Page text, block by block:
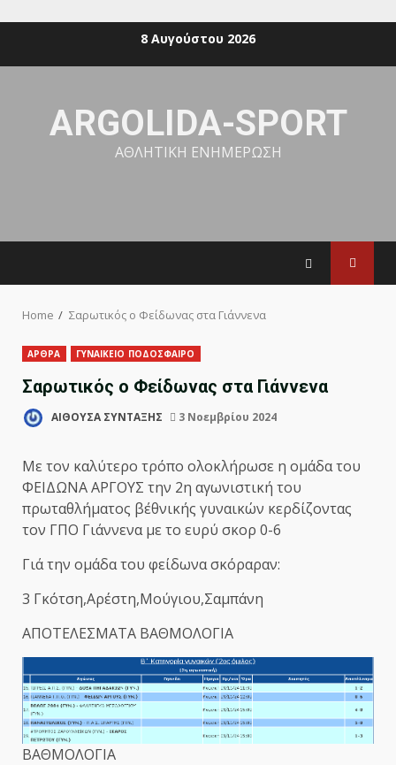
8 Αυγούστου 2026
ARGOLIDA-SPORT
ΑΘΛΗΤΙΚΗ ΕΝΗΜΕΡΩΣΗ
Home Σαρωτικός ο Φείδωνας στα Γιάννενα
ΑΡΘΡΑ ΓΥΝΑΙΚΕΙΟ ΠΟΔΟΣΦΑΙΡΟ
Σαρωτικός ο Φείδωνας στα Γιάννενα
ΑΙΘΟΥΣΑ ΣΥΝΤΑΞΗΣ 3 Νοεμβρίου 2024
Με τον καλύτερο τρόπο ολοκλήρωσε η ομάδα του
ΦΕΙΔΩΝΑ ΑΡΓΟΥΣ την 2η αγωνιστική του
πρωταθλήματος β΄εθνικής γυναικών κερδίζοντας
τον ΓΠΟ Γιάννενα με το ευρύ σκορ 0-6
Γιά την ομάδα του φείδωνα σκόραραν:
3 Γκότση,Αρέστη,Μούγιου,Σαμπάνη
ΑΠΟΤΕΛΕΣΜΑΤΑ ΒΑΘΜΟΛΟΓΙΑ
ΒΑΘΜΟΛΟΓΙΑ